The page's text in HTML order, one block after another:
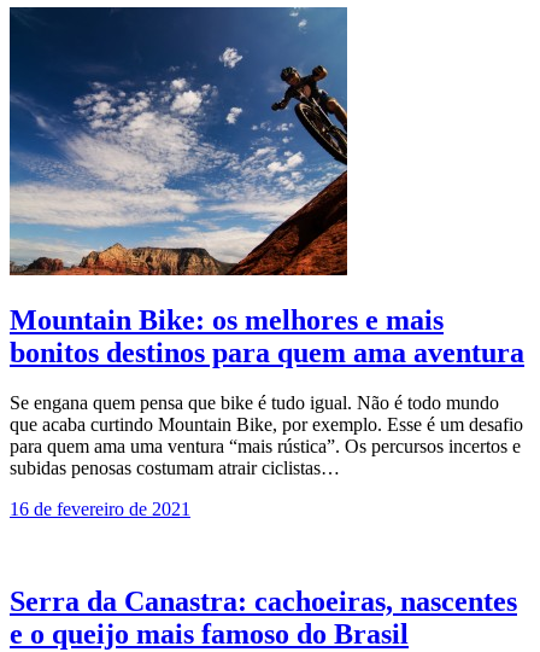
Mountain Bike: os melhores e mais
bonitos destinos para quem ama aventura
Se engana quem pensa que bike é tudo igual. Não é todo mundo
que acaba curtindo Mountain Bike, por exemplo. Esse é um desafio
para quem ama uma ventura “mais rústica”. Os percursos incertos e
subidas penosas costumam atrair ciclistas…
16 de fevereiro de 2021
Serra da Canastra: cachoeiras, nascentes
e o queijo mais famoso do Brasil